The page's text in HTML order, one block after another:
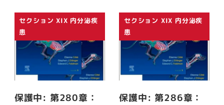
セクション XIX 内分泌疾
患
保護中: 第280章：
セクション XIX 内分泌疾
患
保護中: 第286章：